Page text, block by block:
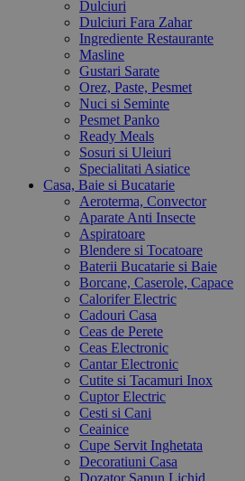
Dulciuri
Dulciuri Fara Zahar
Ingrediente Restaurante
Masline
Gustari Sarate
Orez, Paste, Pesmet
Nuci si Seminte
Pesmet Panko
Ready Meals
Sosuri si Uleiuri
Specialitati Asiatice
Casa, Baie si Bucatarie
Aeroterma, Convector
Aparate Anti Insecte
Aspiratoare
Blendere si Tocatoare
Baterii Bucatarie si Baie
Borcane, Caserole, Capace
Calorifer Electric
Cadouri Casa
Ceas de Perete
Ceas Electronic
Cantar Electronic
Cutite si Tacamuri Inox
Cuptor Electric
Cesti si Cani
Ceainice
Cupe Servit Inghetata
Decoratiuni Casa